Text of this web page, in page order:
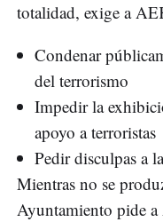
totalidad, exige a
Condenar
del terrorismo
Impedir la
apoyo a terroristas
Pedir disculpas a
Mientras no se
Ayuntamiento pide